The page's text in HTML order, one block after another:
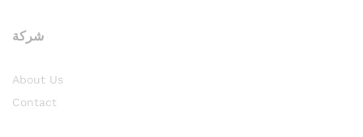
شركة
About Us
Contact